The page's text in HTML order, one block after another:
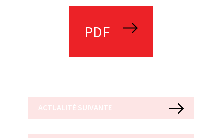
ACTUALITÉ SUIVANTE
PDF